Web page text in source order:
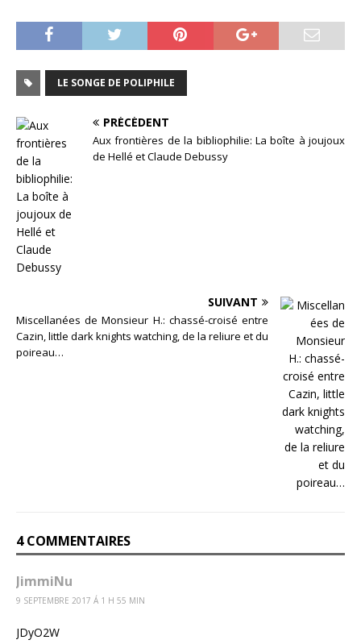
LE SONGE DE POLIPHILE
PRÉCÉDENT
Aux frontières de la bibliophilie: La boîte à joujoux
de Hellé et Claude Debussy
SUIVANT
Miscellanées de Monsieur H.: chassé-croisé entre
Cazin, little dark knights watching, de la reliure et du
poireau…
4 COMMENTAIRES
JimmiNu
9 SEPTEMBRE 2017 Á 1 H 55 MIN
JDyO2W